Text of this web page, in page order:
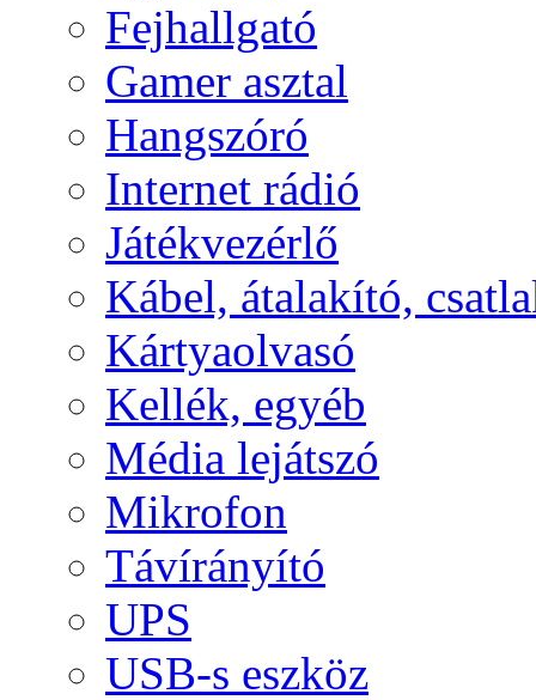
Fejhallgató
Gamer asztal
Hangszóró
Internet rádió
Játékvezérlő
Kábel, átalakító,
Kártyaolvasó
Kellék, egyéb
Média lejátszó
Mikrofon
Távírányító
UPS
USB-s eszköz